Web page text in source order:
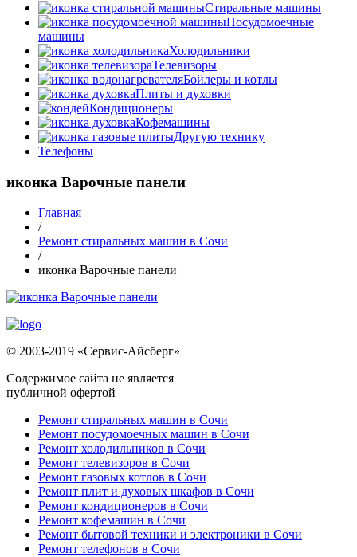
Стиральные машины
Посудомоечные
машины
Холодильники
Телевизоры
Бойлеры и котлы
Плиты и духовки
Кондиционеры
Кофемашины
Другую технику
Телефоны
иконка Варочные панели
Главная
/
Ремонт стиральных машин в Сочи
/
иконка Варочные панели
© 2003-2019 «Сервис-Айсберг»
Содержимое сайта не является
публичной офертой
Ремонт стиральных машин в Сочи
Ремонт посудомоечных машин в Сочи
Ремонт холодильников в Сочи
Ремонт телевизоров в Сочи
Ремонт газовых котлов в Сочи
Ремонт плит и духовых шкафов в Сочи
Ремонт кондиционеров в Сочи
Ремонт кофемашин в Сочи
Ремонт бытовой техники и электроники в Сочи
Ремонт телефонов в Сочи